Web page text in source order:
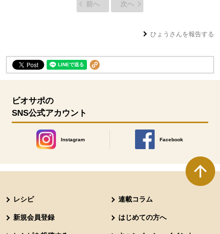
前へ 次へ
ひょう さんを報告する
ビオサポの
SNS公式アカウント
Instagram
別のウィンドウで開きます。
Facebook
別のウィンドウで開きます
レシピ 連載コラム
新規会員登録 はじめての方へ